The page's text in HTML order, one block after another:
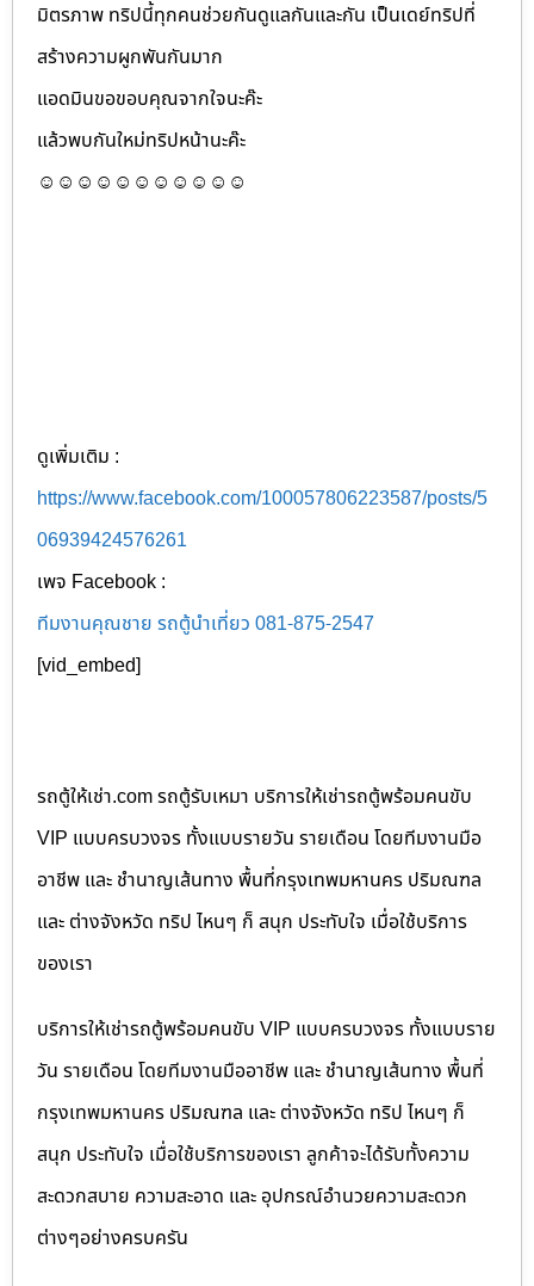
มิตรภาพ ทริปนี้ทุกคนช่วยกันดูแลกันและกัน เป็นเดย์ทริปที่
สร้างความผูกพันกันมาก
แอดมินขอขอบคุณจากใจนะค๊ะ
แล้วพบกันใหม่ทริปหน้านะค๊ะ
☺☺☺☺☺☺☺☺☺☺☺
ดูเพิ่มเติม :
https://www.facebook.com/100057806223587/posts/5
06939424576261
เพจ Facebook :
ทีมงานคุณชาย รถตู้นำเที่ยว 081-875-2547
[vid_embed]
รถตู้ให้เช่า.com รถตู้รับเหมา บริการให้เช่ารถตู้พร้อมคนขับ
VIP แบบครบวงจร ทั้งแบบรายวัน รายเดือน โดยทีมงานมือ
อาชีพ และ ชำนาญเส้นทาง พื้นที่กรุงเทพมหานคร ปริมณฑล
และ ต่างจังหวัด ทริป ไหนๆ ก็ สนุก ประทับใจ เมื่อใช้บริการ
ของเรา
บริการให้เช่ารถตู้พร้อมคนขับ VIP แบบครบวงจร ทั้งแบบราย
วัน รายเดือน โดยทีมงานมืออาชีพ และ ชำนาญเส้นทาง พื้นที่
กรุงเทพมหานคร ปริมณฑล และ ต่างจังหวัด ทริป ไหนๆ ก็
สนุก ประทับใจ เมื่อใช้บริการของเรา ลูกค้าจะได้รับทั้งความ
สะดวกสบาย ความสะอาด และ อุปกรณ์อำนวยความสะดวก
ต่างๆอย่างครบครัน